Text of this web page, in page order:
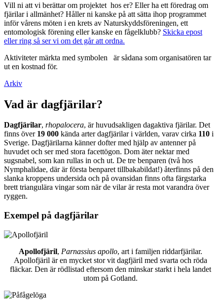
Vill ni att vi berättar om projektet hos er? Eller ha ett föredrag om
fjärilar i allmänhet? Håller ni kanske på att sätta ihop programmet
inför vårens möten i en krets av Naturskyddsföreningen, ett
entomologisk förening eller kanske en fågelklubb? Skicka epost
eller ring så ser vi om det går att ordna.
Aktiviteter märkta med symbolen
är sådana som organisatören tar
ut en kostnad för.
Arkiv
Vad är dagfjärilar?
Dagfjärilar, rhopalocera, är huvudsakligen dagaktiva fjärilar. Det
finns över 19 000 kända arter dagfjärilar i världen, varav cirka 110 i
Sverige. Dagfjärilarna känner dofter med hjälp av antenner på
huvudet och ser med stora facettögon. Dom äter nektar med
sugsnabel, som kan rullas in och ut. De tre benparen (två hos
Nymphalidae, där är första benparet tillbakabildat!) återfinns på den
slanka kroppens undersida och på ovansidan finns ofta färgstarka
brett triangulära vingar som när de vilar är resta mot varandra över
ryggen.
Exempel på dagfjärilar
Apollofjäril, Parnassius apollo, art i familjen riddarfjärilar.
Apollofjäril är en mycket stor vit dagfjäril med svarta och röda
fläckar. Den är rödlistad eftersom den minskar starkt i hela landet
utom på Gotland.